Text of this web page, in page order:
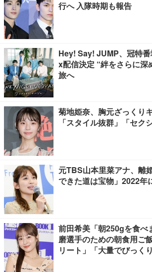
行へ 入隊時期も報告
Hey! Say! JUMP、冠特
x配信決定 “絆をさらに深
旅へ
菊地姫奈、胸元ざっくり
「スタイル抜群」「セク
元TBS山本里菜アナ、離
できた道は宝物」2022年
前田希美「朝250gを食べ
磨選手のための朝食用ご
リート」「大量でびっくり